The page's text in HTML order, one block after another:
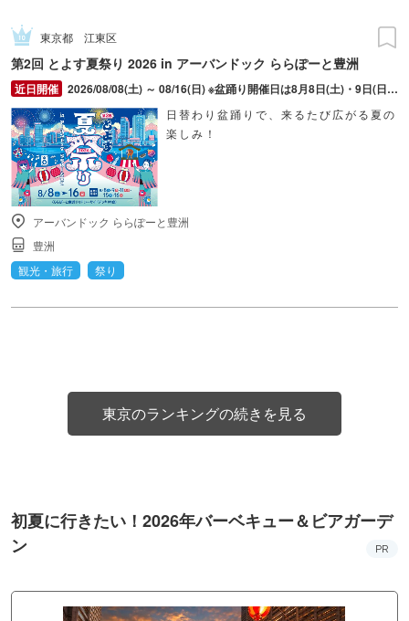
東京都 江東区
第2回 とよす夏祭り 2026 in アーバンドック ららぽーと豊洲
2026/08/08(土) ～ 08/16(日) ※盆踊り開催日は8月8日(土)・9日(日)・11日(火・祝)・15日(土)・16日(日)のみ。 ※縁日およびキッチンカーについては期間中の全日程営業予定。 ※開催コンテンツは日によって異なります。
日替わり盆踊りで、来るたび広がる夏の
楽しみ！
アーバンドック ららぽーと豊洲
豊洲
観光・旅行
祭り
東京のランキングの続きを見る
初夏に行きたい！2026年バーベキュー＆ビアガーデ
ン
PR